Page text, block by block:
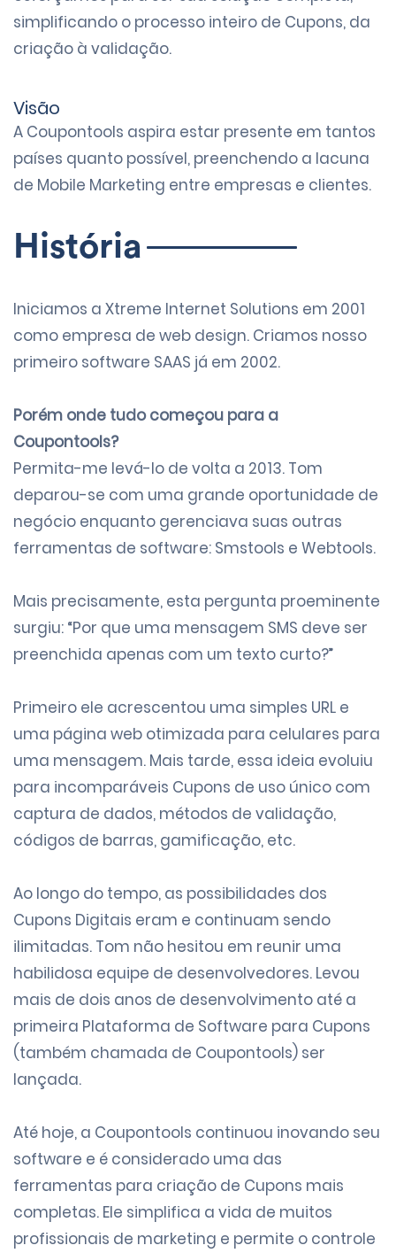
simplificando o processo inteiro de Cupons, da
criação à validação.
Visão
A Coupontools aspira estar presente em tantos
países quanto possível, preenchendo a lacuna
de Mobile Marketing entre empresas e clientes.
História
Iniciamos a Xtreme Internet Solutions em 2001
como empresa de web design. Criamos nosso
primeiro software SAAS já em 2002.
Porém onde tudo começou para a
Coupontools?
Permita-me levá-lo de volta a 2013. Tom
deparou-se com uma grande oportunidade de
negócio enquanto gerenciava suas outras
ferramentas de software: Smstools e Webtools.
Mais precisamente, esta pergunta proeminente
surgiu: “Por que uma mensagem SMS deve ser
preenchida apenas com um texto curto?”
Primeiro ele acrescentou uma simples URL e
uma página web otimizada para celulares para
uma mensagem. Mais tarde, essa ideia evoluiu
para incomparáveis Cupons de uso único com
captura de dados, métodos de validação,
códigos de barras, gamificação, etc.
Ao longo do tempo, as possibilidades dos
Cupons Digitais eram e continuam sendo
ilimitadas. Tom não hesitou em reunir uma
habilidosa equipe de desenvolvedores. Levou
mais de dois anos de desenvolvimento até a
primeira Plataforma de Software para Cupons
(também chamada de Coupontools) ser
lançada.
Até hoje, a Coupontools continuou inovando seu
software e é considerado uma das
ferramentas para criação de Cupons mais
completas. Ele simplifica a vida de muitos
profissionais de marketing e permite o controle